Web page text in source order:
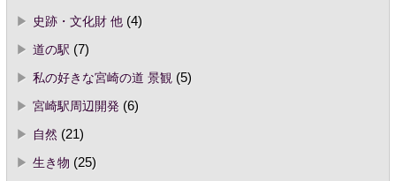
史跡・文化財 他(4)
道の駅 (7)
私の好きな宮崎の道 景観 (5)
宮崎駅周辺開発(6)
自然 (21)
生き物 (25)